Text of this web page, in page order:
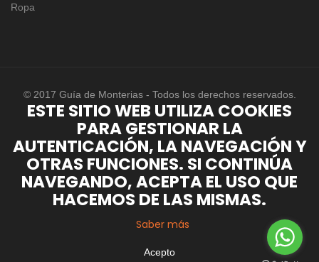
Ropa
© 2017 Guía de Monterias - Todos los derechos reservados.
ESTE SITIO WEB UTILIZA COOKIES
PARA GESTIONAR LA
AUTENTICACIÓN, LA NAVEGACIÓN Y
OTRAS FUNCIONES. SI CONTINÚA
NAVEGANDO, ACEPTA EL USO QUE
HACEMOS DE LAS MISMAS.
Saber más
Acepto